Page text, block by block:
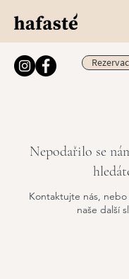
Nepodařilo se
Kontaktujte nás,
naše další